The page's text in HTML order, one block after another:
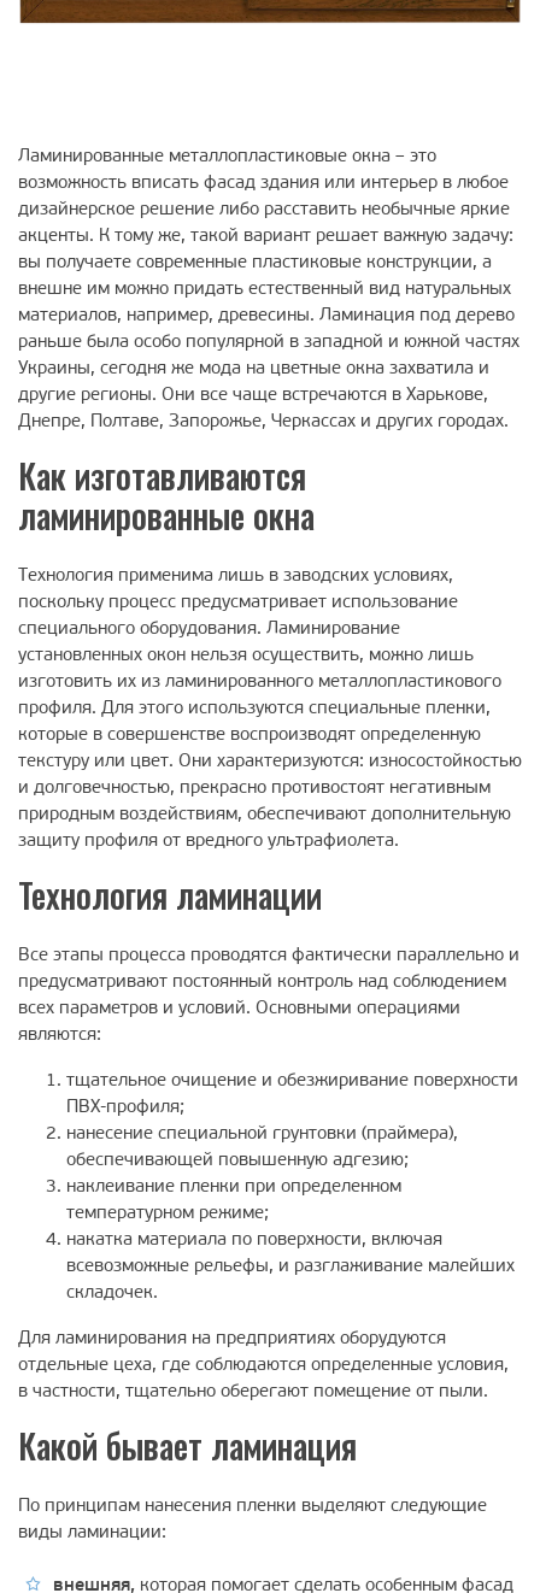
Ламинированные металлопластиковые окна – это
возможность вписать фасад здания или интерьер в любое
дизайнерское решение либо расставить необычные яркие
акценты. К тому же, такой вариант решает важную задачу:
вы получаете современные пластиковые конструкции, а
внешне им можно придать естественный вид натуральных
материалов, например, древесины. Ламинация под дерево
раньше была особо популярной в западной и южной частях
Украины, сегодня же мода на цветные окна захватила и
другие регионы. Они все чаще встречаются в Харькове,
Днепре, Полтаве, Запорожье, Черкассах и других городах.
Как изготавливаются
ламинированные окна
Технология применима лишь в заводских условиях,
поскольку процесс предусматривает использование
специального оборудования. Ламинирование
установленных окон нельзя осуществить, можно лишь
изготовить их из ламинированного металлопластикового
профиля. Для этого используются специальные пленки,
которые в совершенстве воспроизводят определенную
текстуру или цвет. Они характеризуются: износостойкостью
и долговечностью, прекрасно противостоят негативным
природным воздействиям, обеспечивают дополнительную
защиту профиля от вредного ультрафиолета.
Технология ламинации
Все этапы процесса проводятся фактически параллельно и
предусматривают постоянный контроль над соблюдением
всех параметров и условий. Основными операциями
являются:
тщательное очищение и обезжиривание поверхности
ПВХ-профиля;
нанесение специальной грунтовки (праймера),
обеспечивающей повышенную адгезию;
наклеивание пленки при определенном
температурном режиме;
накатка материала по поверхности, включая
всевозможные рельефы, и разглаживание малейших
складочек.
Для ламинирования на предприятиях оборудуются
отдельные цеха, где соблюдаются определенные условия,
в частности, тщательно оберегают помещение от пыли.
Какой бывает ламинация
По принципам нанесения пленки выделяют следующие
виды ламинации:
внешняя, которая помогает сделать особенным фасад